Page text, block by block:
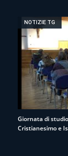
NOTIZIE TG
Giornata di
Cristianesimo e